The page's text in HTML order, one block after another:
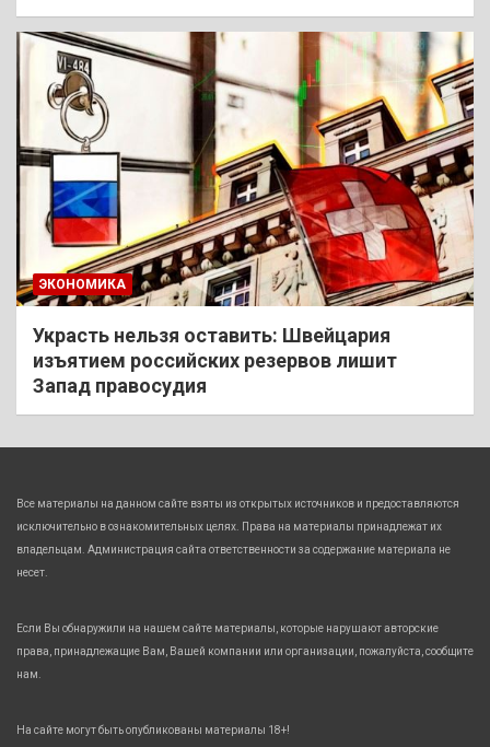
ЭКОНОМИКА
Украсть нельзя оставить: Швейцария
изъятием российских резервов лишит
Запад правосудия
Все материалы на данном сайте взяты из открытых источников и предоставляются
исключительно в ознакомительных целях. Права на материалы принадлежат их
владельцам. Администрация сайта ответственности за содержание материала не
несет.
Если Вы обнаружили на нашем сайте материалы, которые нарушают авторские
права, принадлежащие Вам, Вашей компании или организации, пожалуйста, сообщите
нам.
На сайте могут быть опубликованы материалы 18+!